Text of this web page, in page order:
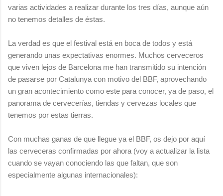
varias actividades a realizar durante los tres días, aunque aún
no tenemos detalles de éstas.
La verdad es que el festival está en boca de todos y está
generando unas expectativas enormes. Muchos cerveceros
que viven lejos de Barcelona me han transmitido su intención
de pasarse por Catalunya con motivo del BBF, aprovechando
un gran acontecimiento como este para conocer, ya de paso, el
panorama de cervecerías, tiendas y cervezas locales que
tenemos por estas tierras.
Con muchas ganas de que llegue ya el BBF, os dejo por aquí
las cerveceras confirmadas por ahora (voy a actualizar la lista
cuando se vayan conociendo las que faltan, que son
especialmente algunas internacionales):